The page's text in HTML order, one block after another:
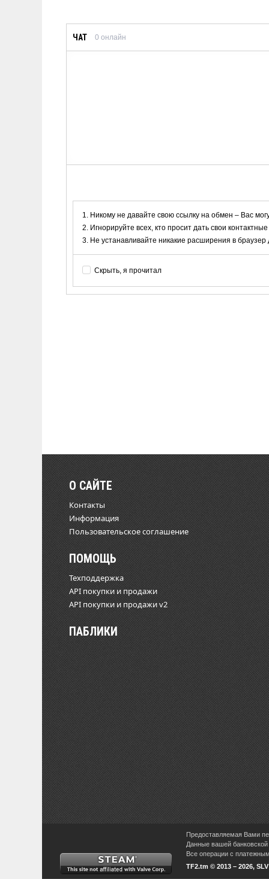
ЧАТ 0 онлайн
Никому не давайте свою ссылку на обмен – Вас
Игнорируйте всех, кто просит дать свои
Не устанавливайте никакие расширения в
Скрыть, я прочитал
О САЙТЕ
Контакты
Информация
Пользовательское соглашение
ПОМОЩЬ
Техподдержка
API покупки и продажи
API покупки и продажи v2
ПАБЛИКИ
Предоставляемая Вами
Данные вашей
Все операции с
TF2.tm © 2013 – 2026,